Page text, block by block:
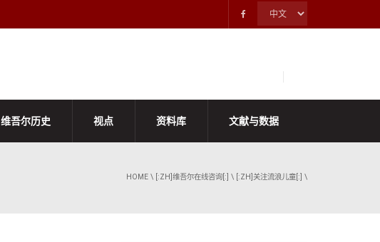
维吾尔历史 视点 资料库 文献与数据
HOME \ [:ZH]维吾尔在线咨询[:] \ [:ZH]关注流浪儿童[:] \